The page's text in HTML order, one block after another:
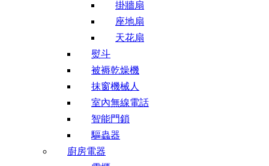
掛牆扇
座地扇
天花扇
熨斗
被褥乾燥機
抹窗機械人
室內無線電話
智能門鎖
驅蟲器
廚房電器